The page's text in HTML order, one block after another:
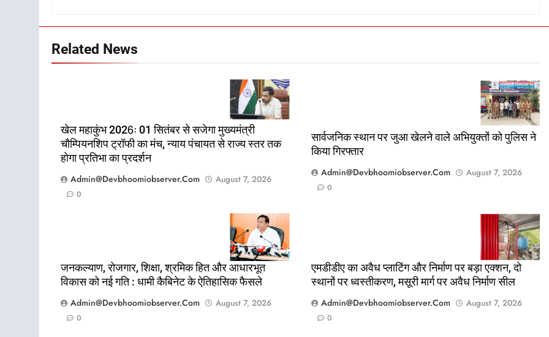
Related News
खेल महाकुंभ 2026ः 01 सितंबर से सजेगा मुख्यमंत्री
चौम्पियनशिप ट्रॉफी का मंच, न्याय पंचायत से राज्य स्तर तक
होगा प्रतिभा का प्रदर्शन
Admin@devbhoomiobserver.com
August 7, 2026
0
सार्वजनिक स्थान पर जुआ खेलने वाले अभियुक्तों को पुलिस ने
किया गिरफ्तार
Admin@devbhoomiobserver.com
August 7, 2026
0
जनकल्याण, रोजगार, शिक्षा, श्रमिक हित और आधारभूत
विकास को नई गति : धामी कैबिनेट के ऐतिहासिक फैसले
Admin@devbhoomiobserver.com
August 7, 2026
0
एमडीडीए का अवैध प्लाटिंग और निर्माण पर बड़ा एक्शन, दो
स्थानों पर ध्वस्तीकरण, मसूरी मार्ग पर अवैध निर्माण सील
Admin@devbhoomiobserver.com
August 7, 2026
0